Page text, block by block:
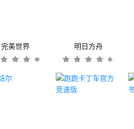
完美世界 明日方舟